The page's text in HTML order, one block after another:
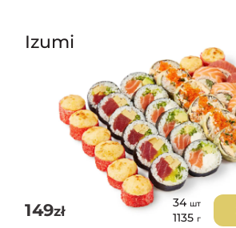
Izumi
149zł
34 шт
1135 г